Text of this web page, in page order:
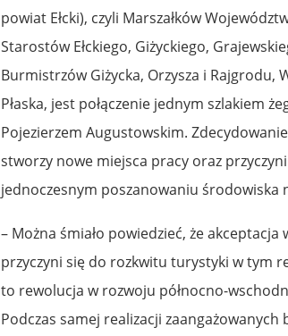
powiat Ełcki), czyli Marszałków
Starostów Ełckiego, Giżyckiego,
Burmistrzów Giżycka, Orzysza i Rajgrodu,
Płaska, jest połączenie jednym szlakiem
Pojezierzem Augustowskim.
stworzy nowe miejsca pracy oraz
jednoczesnym poszanowaniu środowiska
– Można śmiało powiedzieć, że
przyczyni się do rozkwitu turystyki w tym
to rewolucja w rozwoju północno-
Podczas samej realizacji